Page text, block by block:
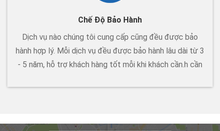
Chế Độ Bảo Hành
Dịch vụ nào chúng tôi cung cấp cũng đều được bảo
hành hợp lý. Mỗi dịch vụ đều được bảo hành lâu dài từ 3
- 5 năm, hỗ trợ khách hàng tốt mỗi khi khách cần.h cần